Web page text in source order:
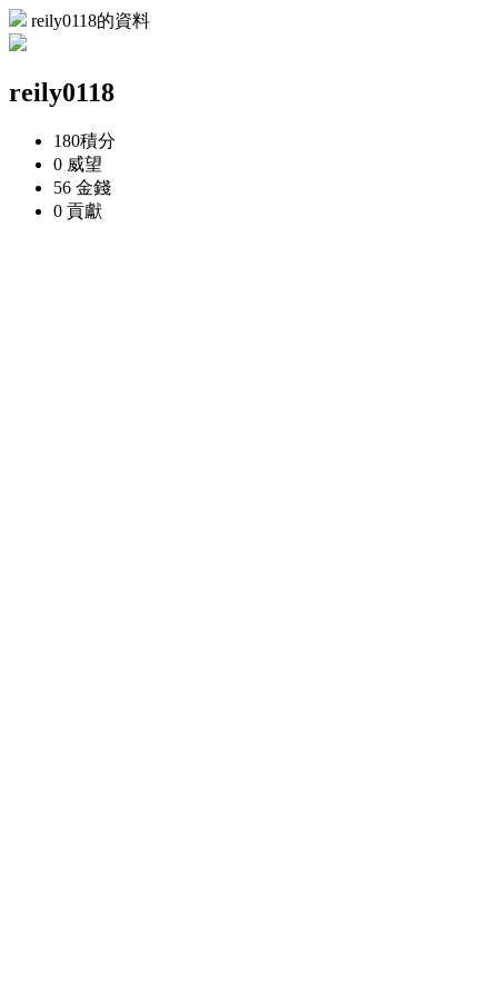
reily0118的資料
reily0118
180積分
0 威望
56 金錢
0 貢獻